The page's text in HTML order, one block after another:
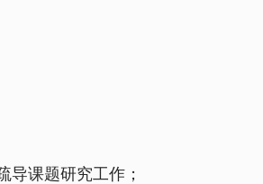
课题研究工作；